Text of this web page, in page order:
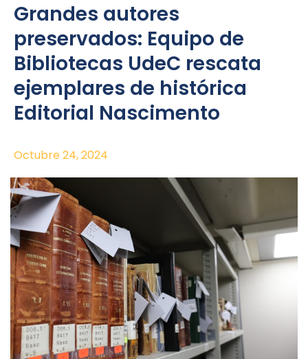
Grandes autores
preservados: Equipo de
Bibliotecas UdeC rescata
ejemplares de histórica
Editorial Nascimento
Octubre 24, 2024